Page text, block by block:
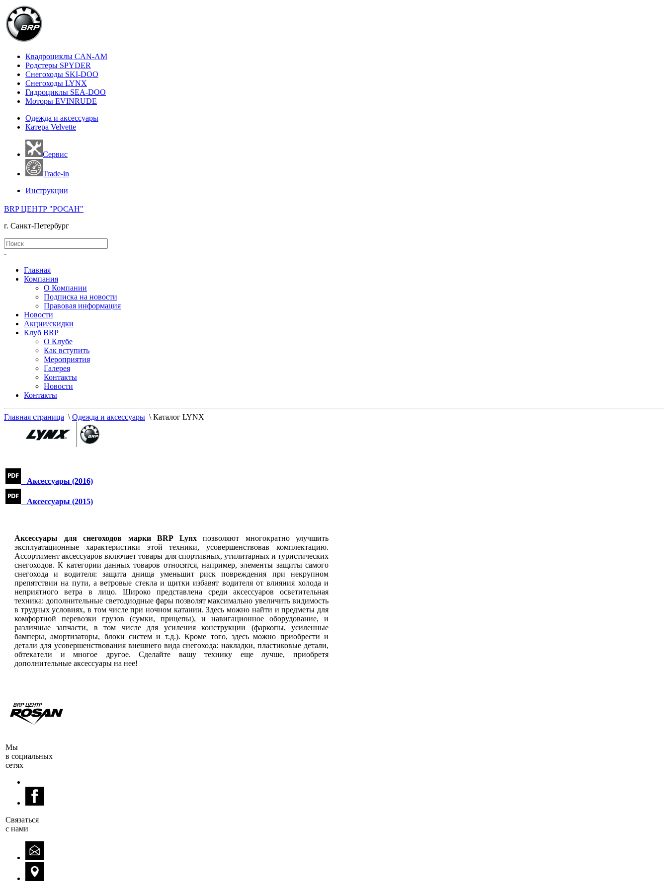
Квадроциклы CAN-AM
Родстеры SPYDER
Снегоходы SKI-DOO
Снегоходы LYNX
Гидроциклы SEA-DOO
Моторы EVINRUDE
Одежда и аксессуары
Катера Velvette
Сервис
Trade-in
Инструкции
BRP ЦЕНТР "РОСАН"
г. Санкт-Петербург
-
Главная
Компания
О Компании
Подписка на новости
Правовая информация
Новости
Акции/скидки
Клуб BRP
О Клубе
Как вступить
Мероприятия
Галерея
Контакты
Новости
Контакты
Главная страница \ Одежда и аксессуары \ Каталог LYNX
Аксессуары (2016)
Аксессуары (2015)
Аксессуары для снегоходов марки BRP Lynxпозволяют многократно улучшить
эксплуатационные характеристики этой техники, усовершенствовав комплектацию.
Ассортимент аксессуаров включает товары для спортивных, утилитарных и туристических
снегоходов. К категории данных товаров относятся, например, элементы защиты самого
снегохода и водителя: защита днища уменьшит риск повреждения при некрупном
препятствии на пути, а ветровые стекла и щитки избавят водителя от влияния холода и
неприятного ветра в лицо. Широко представлена среди аксессуаров осветительная
техника: дополнительные светодиодные фары позволят максимально увеличить видимость
в трудных условиях, в том числе при ночном катании. Здесь можно найти и предметы для
комфортной перевозки грузов (сумки, прицепы), и навигационное оборудование, и
различные запчасти, в том числе для усиления конструкции (фаркопы, усиленные
бамперы, амортизаторы, блоки систем и т.д.). Кроме того, здесь можно приобрести и
детали для усовершенствования внешнего вида снегохода: накладки, пластиковые детали,
обтекатели и многое другое. Сделайте вашу технику еще лучше, приобретя
дополнительные аксессуары на нее!
Мы
в социальных
сетях
Cвязаться
с нами